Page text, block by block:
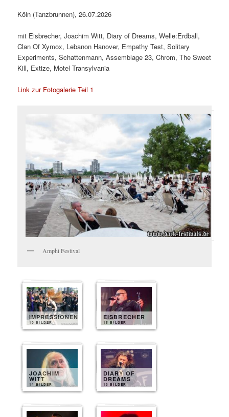
Köln (Tanzbrunnen), 26.07.2026
mit Eisbrecher, Joachim Witt, Diary of Dreams, Welle:Erdball,
Clan Of Xymox, Lebanon Hanover, Empathy Test, Solitary
Experiments, Schattenmann, Assemblage 23, Chrom, The Sweet
Kill, Extize, Motel Transylvania
Link zur Fotogalerie Teil 1
Amphi Festival
IMPRESSIONEN
10 BILDER
EISBRECHER
15 BILDER
JOACHIM
WITT
14 BILDER
DIARY OF
DREAMS
13 BILDER